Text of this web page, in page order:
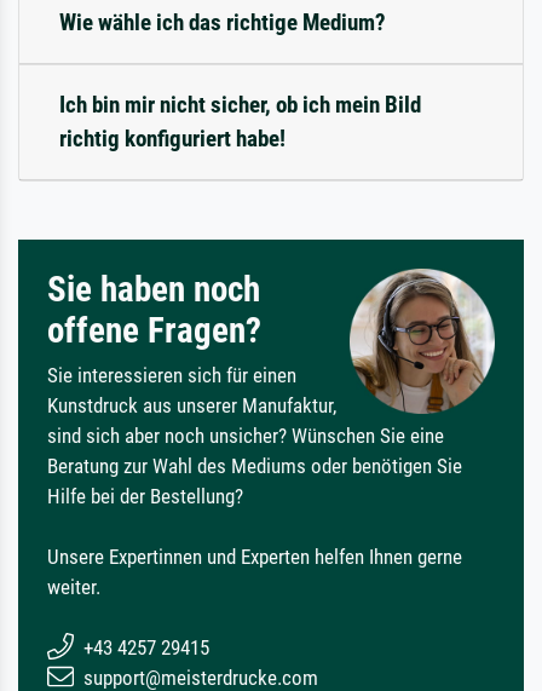
Wie wähle ich das richtige Medium?
Ich bin mir nicht sicher, ob ich mein Bild
richtig konfiguriert habe!
Sie haben noch
offene Fragen?
Sie interessieren sich für einen
Kunstdruck aus unserer Manufaktur,
sind sich aber noch unsicher? Wünschen Sie eine
Beratung zur Wahl des Mediums oder benötigen Sie
Hilfe bei der Bestellung?
Unsere Expertinnen und Experten helfen Ihnen gerne
weiter.
+43 4257 29415
support@meisterdrucke.com